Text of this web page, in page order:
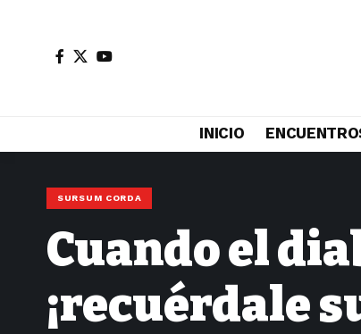
INICIO
SURSUM CORDA
Cuando el
¡recuérdale